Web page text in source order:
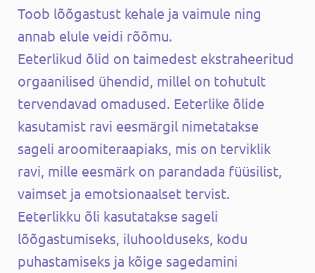
Toob lõõgastust kehale ja vaimule ning
annab elule veidi rõõmu.
Eeterlikud õlid on taimedest ekstraheeritud
orgaanilised ühendid, millel on tohutult
tervendavad omadused. Eeterlike õlide
kasutamist ravi eesmärgil nimetatakse
sageli aroomiteraapiaks, mis on terviklik
ravi, mille eesmärk on parandada füüsilist,
vaimset ja emotsionaalset tervist.
Eeterlikku õli kasutatakse sageli
lõõgastumiseks, iluhoolduseks, kodu
puhastamiseks ja kõige sagedamini